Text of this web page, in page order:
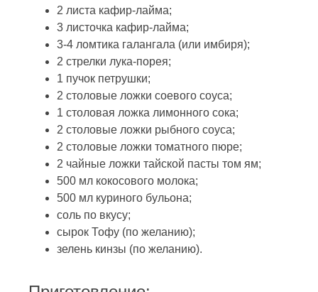
2 листа кафир-лайма;
3 листочка кафир-лайма;
3-4 ломтика галангала (или имбиря);
2 стрелки лука-порея;
1 пучок петрушки;
2 столовые ложки соевого соуса;
1 столовая ложка лимонного сока;
2 столовые ложки рыбного соуса;
2 столовые ложки томатного пюре;
2 чайные ложки тайской пасты том ям;
500 мл кокосового молока;
500 мл куриного бульона;
соль по вкусу;
сырок Тофу (по желанию);
зелень кинзы (по желанию).